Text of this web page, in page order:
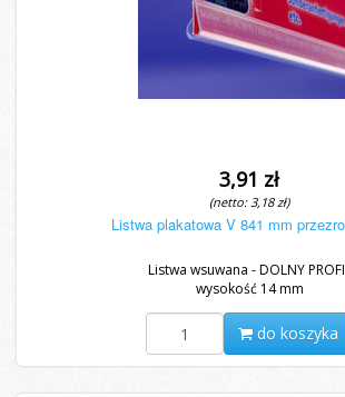
3,91 zł
(netto: 3,18 zł)
Listwa plakatowa V 841 mm
Listwa wsuwana - DOLNY
wysokość 14 mm
do koszyka